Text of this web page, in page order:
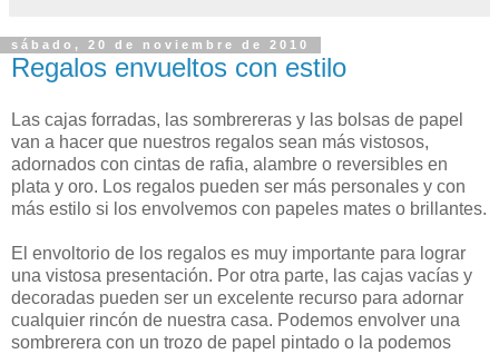
sábado, 20 de noviembre de 2010
Regalos envueltos con estilo
Las cajas forradas, las sombrereras y las bolsas de papel
van a hacer que nuestros regalos sean más vistosos,
adornados con cintas de rafia, alambre o reversibles en
plata y oro. Los regalos pueden ser más personales y con
más estilo si los envolvemos con papeles mates o brillantes.
El envoltorio de los regalos es muy importante para lograr
una vistosa presentación. Por otra parte, las cajas vacías y
decoradas pueden ser un excelente recurso para adornar
cualquier rincón de nuestra casa. Podemos envolver una
sombrerera con un trozo de papel pintado o la podemos